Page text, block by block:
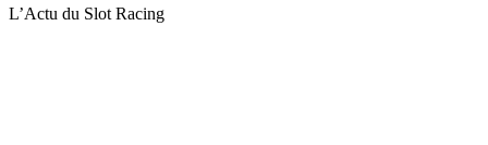
L’Actu du Slot Racing